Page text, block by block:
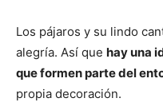
Los pájaros y su lindo
alegría. Así que hay una
que formen parte del
propia decoración.